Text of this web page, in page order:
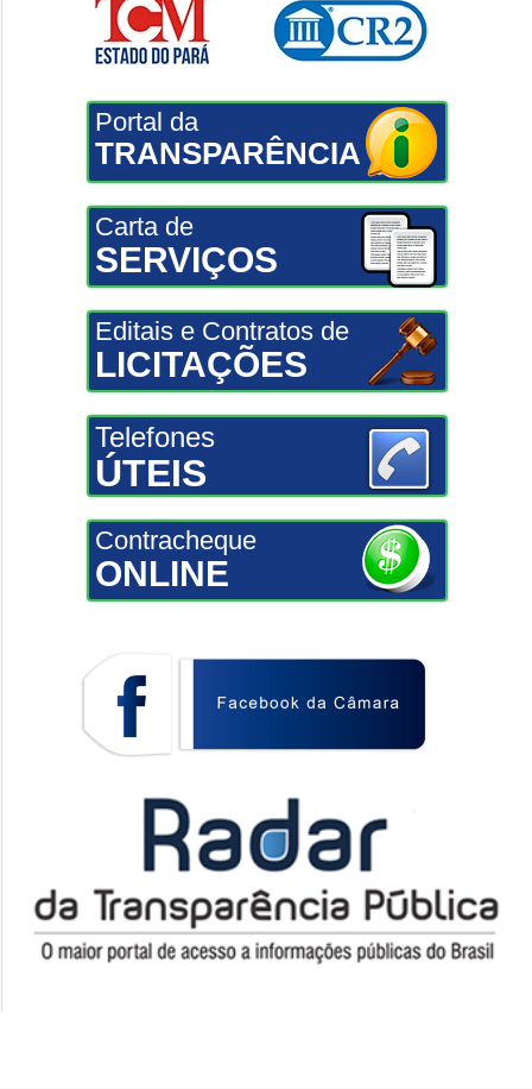
Portal da
TRANSPARÊNCIA
Carta de
SERVIÇOS
Editais e Contratos de
LICITAÇÕES
Telefones
ÚTEIS
Contracheque
ONLINE